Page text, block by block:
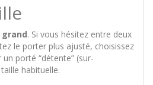
. Si vous hésitez entre deux
le porter plus ajusté, choisissez
porté “détente” (sur-
habituelle.